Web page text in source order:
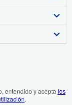
entendido y acepta los
.